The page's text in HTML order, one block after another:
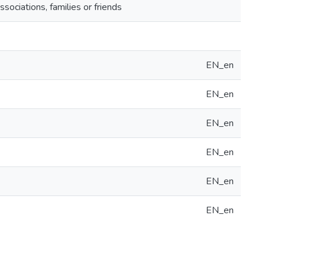
families or friends
EN_en
EN_en
EN_en
EN_en
EN_en
EN_en